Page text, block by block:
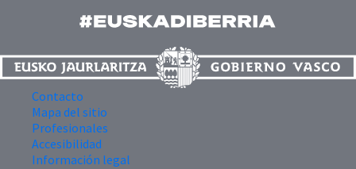
Contacto
Mapa del sitio
Profesionales
Accesibilidad
Información legal